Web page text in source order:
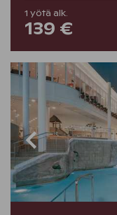
1 yötä alk.
139 €